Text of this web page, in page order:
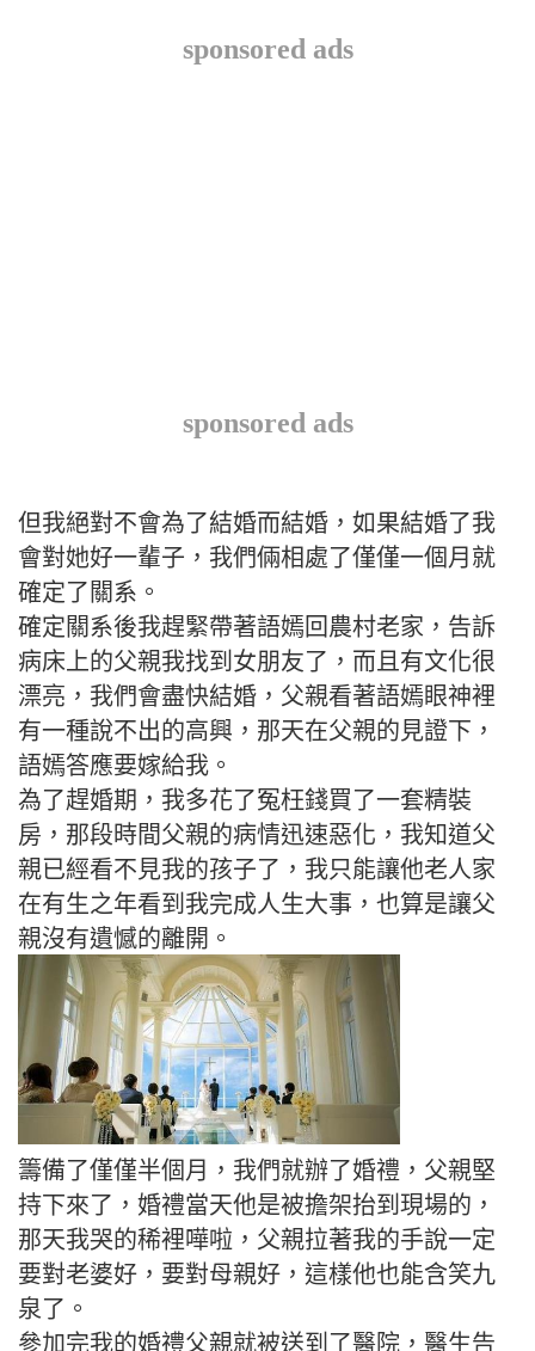
sponsored ads
sponsored ads
但我絕對不會為了結婚而結婚，如果結婚了我
會對她好一輩子，我們倆相處了僅僅一個月就
確定了關系。
確定關系後我趕緊帶著語嫣回農村老家，告訴
病床上的父親我找到女朋友了，而且有文化很
漂亮，我們會盡快結婚，父親看著語嫣眼神裡
有一種說不出的高興，那天在父親的見證下，
語嫣答應要嫁給我。
為了趕婚期，我多花了冤枉錢買了一套精裝
房，那段時間父親的病情迅速惡化，我知道父
親已經看不見我的孩子了，我只能讓他老人家
在有生之年看到我完成人生大事，也算是讓父
親沒有遺憾的離開。
籌備了僅僅半個月，我們就辦了婚禮，父親堅
持下來了，婚禮當天他是被擔架抬到現場的，
那天我哭的稀裡嘩啦，父親拉著我的手說一定
要對老婆好，要對母親好，這樣他也能含笑九
泉了。
參加完我的婚禮父親就被送到了醫院，醫生告